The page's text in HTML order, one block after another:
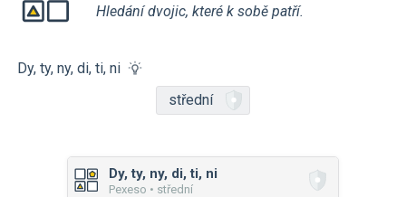
Hledání dvojic, které k sobě patří.
Dy, ty, ny, di, ti, ni
střední
Dy, ty, ny, di, ti, ni
Pexeso • střední